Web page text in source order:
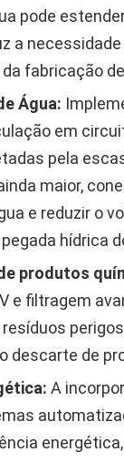
pode
a
fabricação
Água:
em
pela
maior,
e reduzir o
hídrica
produtos
e filtragem
descarte de
A